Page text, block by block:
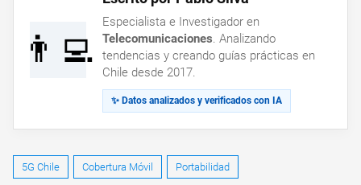
👨‍💻
Especialista e Investigador en
Telecomunicaciones. Analizando
tendencias y creando guías prácticas en
Chile desde 2017.
✨ Datos analizados y verificados con IA
5G Chile Cobertura Móvil Portabilidad